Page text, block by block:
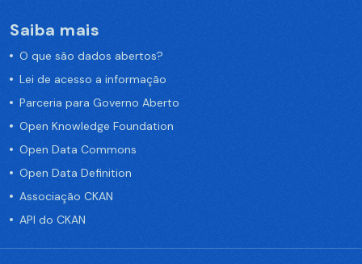
Saiba mais
O que são dados abertos?
Lei de acesso a informação
Parceria para Governo Aberto
Open Knowledge Foundation
Open Data Commons
Open Data Definition
Associação CKAN
API do CKAN